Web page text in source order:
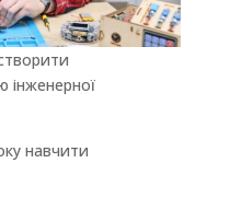
інженерної
навчити